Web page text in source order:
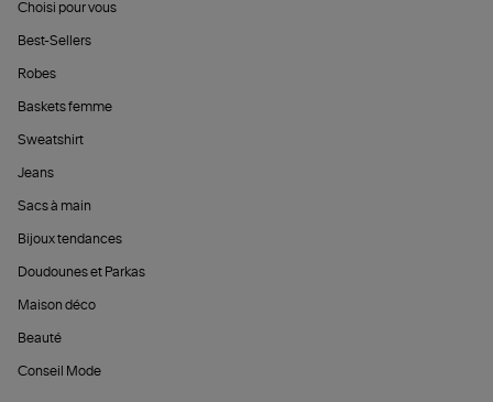
Choisi pour vous
Best-Sellers
Robes
Baskets femme
Sweatshirt
Jeans
Sacs à main
Bijoux tendances
Doudounes et Parkas
Maison déco
Beauté
Conseil Mode